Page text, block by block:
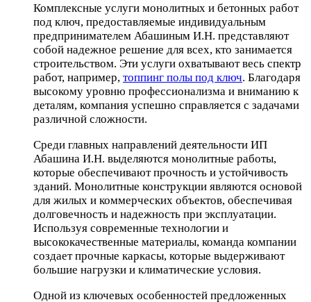
Комплексные услуги монолитных и бетонных работ
под ключ, предоставляемые индивидуальным
предпринимателем Абашиным И.Н. представляют
собой надежное решение для всех, кто занимается
строительством. Эти услуги охватывают весь спектр
работ, например, топпинг полы под ключ. Благодаря
высокому уровню профессионализма и вниманию к
деталям, компания успешно справляется с задачами
различной сложности.
Среди главных направлений деятельности ИП
Абашина И.Н. выделяются монолитные работы,
которые обеспечивают прочность и устойчивость
зданий. Монолитные конструкции являются основой
для жилых и коммерческих объектов, обеспечивая
долговечность и надежность при эксплуатации.
Используя современные технологии и
высококачественные материалы, команда компании
создает прочные каркасы, которые выдерживают
большие нагрузки и климатические условия.
Одной из ключевых особенностей предложенных